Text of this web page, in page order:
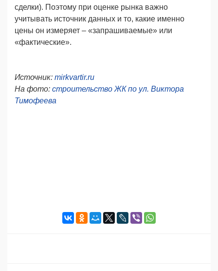
сделки). Поэтому при оценке рынка важно
учитывать источник данных и то, какие именно
цены он измеряет – «запрашиваемые» или
«фактические».
Источник: mirkvartir.ru
На фото: строительство ЖК по ул. Виктора
Тимофеева